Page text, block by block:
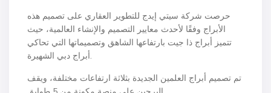
حرصت شركة سيتي إيدج للتطوير العقاري على تصميم هذه
الأبراج وفقًا لأحدث معايير التصميم والإنشاء العالمية، حيث
تتميز أبراج ذا جيت بارتفاعها الشاهق وتصميماتها التي تحاكي
أبراج دبي الشهيرة.
تم تصميم أبراج العلمين الجديدة بثلاثة ارتفاعات مختلفة، ويقف